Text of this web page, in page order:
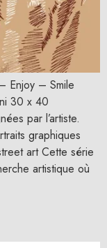
Enjoy – Smile
30 x 40
par l’artiste.
graphiques
art Cette série
artistique où